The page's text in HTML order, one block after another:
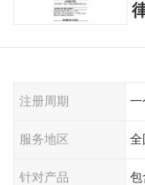
注册周期 一
服务地区 全
针对产品 包